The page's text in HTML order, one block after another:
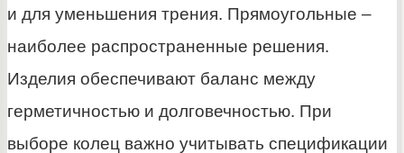
и для уменьшения трения. Прямоугольные –
наиболее распространенные решения.
Изделия обеспечивают баланс между
герметичностью и долговечностью. При
выборе колец важно учитывать спецификации